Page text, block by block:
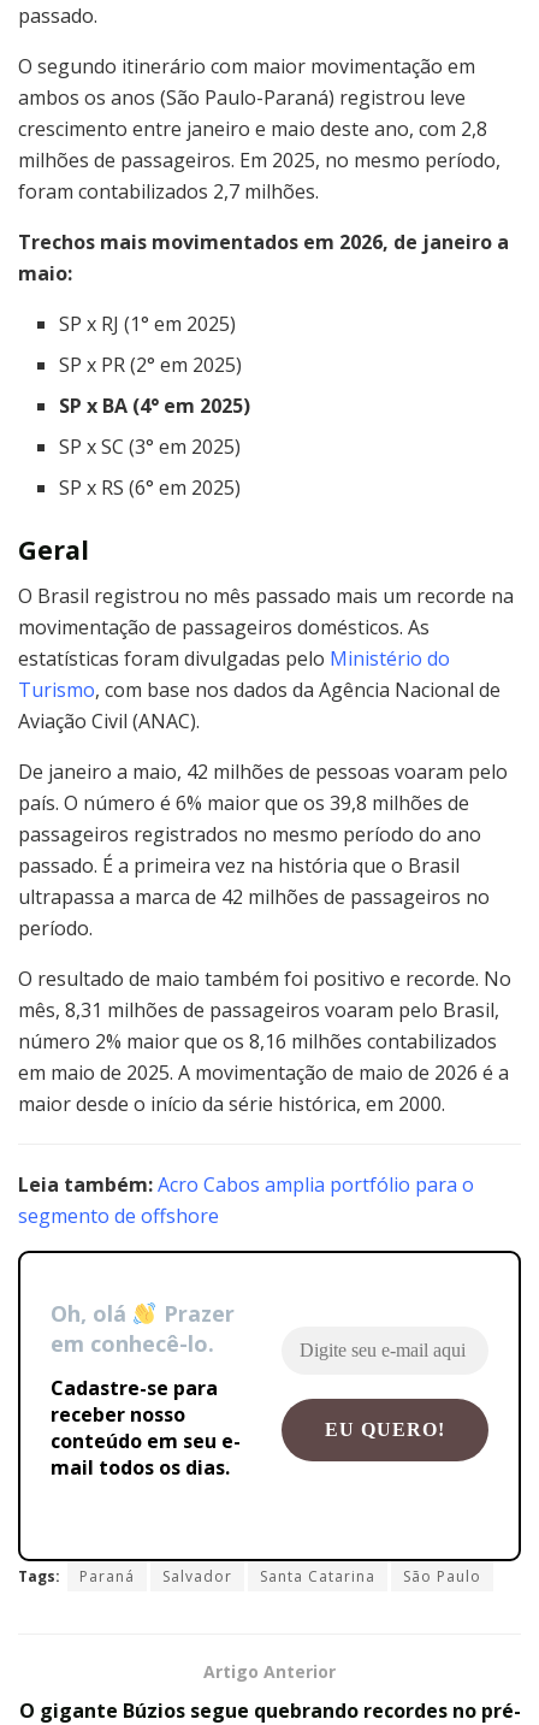
passado.
O segundo itinerário com maior movimentação em
ambos os anos (São Paulo-Paraná) registrou leve
crescimento entre janeiro e maio deste ano, com 2,8
milhões de passageiros. Em 2025, no mesmo período,
foram contabilizados 2,7 milhões.
Trechos mais movimentados em 2026, de janeiro a
maio:
SP x RJ (1° em 2025)
SP x PR (2° em 2025)
SP x BA (4° em 2025)
SP x SC (3° em 2025)
SP x RS (6° em 2025)
Geral
O Brasil registrou no mês passado mais um recorde na
movimentação de passageiros domésticos. As
estatísticas foram divulgadas pelo Ministério do
Turismo, com base nos dados da Agência Nacional de
Aviação Civil (ANAC).
De janeiro a maio, 42 milhões de pessoas voaram pelo
país. O número é 6% maior que os 39,8 milhões de
passageiros registrados no mesmo período do ano
passado. É a primeira vez na história que o Brasil
ultrapassa a marca de 42 milhões de passageiros no
período.
O resultado de maio também foi positivo e recorde. No
mês, 8,31 milhões de passageiros voaram pelo Brasil,
número 2% maior que os 8,16 milhões contabilizados
em maio de 2025. A movimentação de maio de 2026 é a
maior desde o início da série histórica, em 2000.
Leia também:Acro Cabos amplia portfólio para o
segmento de offshore
Oh, olá
Prazer
em conhecê-lo.
Cadastre-se para
receber nosso
conteúdo em seu e-
mail todos os dias.
Tags: Paraná Salvador Santa Catarina São Paulo
Artigo Anterior
O gigante Búzios segue quebrando recordes no pré-